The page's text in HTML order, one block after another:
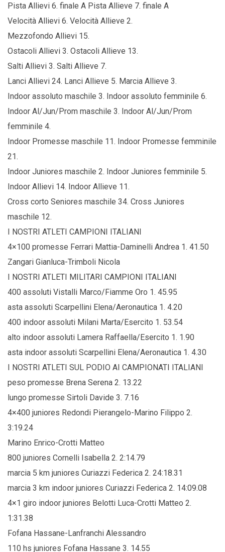
Pista Allievi 6. finale A Pista Allieve 7. finale A
Velocità Allievi 6. Velocità Allieve 2.
Mezzofondo Allievi 15.
Ostacoli Allievi 3. Ostacoli Allieve 13.
Salti Allievi 3. Salti Allieve 7.
Lanci Allievi 24. Lanci Allieve 5. Marcia Allieve 3.
Indoor assoluto maschile 3. Indoor assoluto femminile 6.
Indoor Al/Jun/Prom maschile 3. Indoor Al/Jun/Prom
femminile 4.
Indoor Promesse maschile 11. Indoor Promesse femminile
21.
Indoor Juniores maschile 2. Indoor Juniores femminile 5.
Indoor Allievi 14. Indoor Allieve 11.
Cross corto Seniores maschile 34. Cross Juniores
maschile 12.
I NOSTRI ATLETI CAMPIONI ITALIANI
4×100 promesse Ferrari Mattia-Daminelli Andrea 1. 41.50
Zangari Gianluca-Trimboli Nicola
I NOSTRI ATLETI MILITARI CAMPIONI ITALIANI
400 assoluti Vistalli Marco/Fiamme Oro 1. 45.95
asta assoluti Scarpellini Elena/Aeronautica 1. 4.20
400 indoor assoluti Milani Marta/Esercito 1. 53.54
alto indoor assoluti Lamera Raffaella/Esercito 1. 1.90
asta indoor assoluti Scarpellini Elena/Aeronautica 1. 4.30
I NOSTRI ATLETI SUL PODIO AI CAMPIONATI ITALIANI
peso promesse Brena Serena 2. 13.22
lungo promesse Sirtoli Davide 3. 7.16
4×400 juniores Redondi Pierangelo-Marino Filippo 2.
3:19.24
Marino Enrico-Crotti Matteo
800 juniores Cornelli Isabella 2. 2:14.79
marcia 5 km juniores Curiazzi Federica 2. 24:18.31
marcia 3 km indoor juniores Curiazzi Federica 2. 14:09.08
4×1 giro indoor juniores Belotti Luca-Crotti Matteo 2.
1:31.38
Fofana Hassane-Lanfranchi Alessandro
110 hs juniores Fofana Hassane 3. 14.55